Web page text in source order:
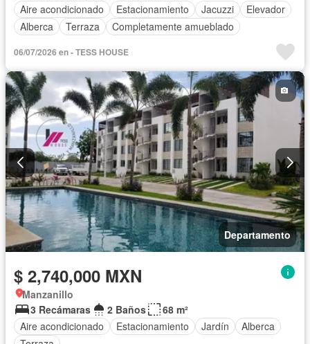
Aire acondicionado
Estacionamiento Jacuzzi
Elevador
Alberca
Terraza Completamente amueblado
06/07/2026 en - TESS HOUSE
Departamento
$ 2,740,000 MXN
Manzanillo
3 Recámaras
2 Baños
68 m²
Aire acondicionado
Estacionamiento Jardín
Alberca